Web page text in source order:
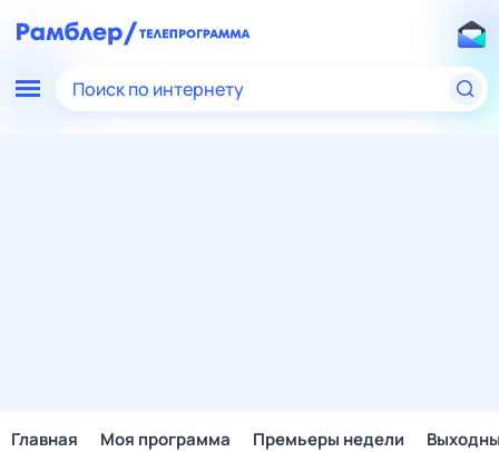
Поиск по интернету
Главная Моя программа Премьеры недели